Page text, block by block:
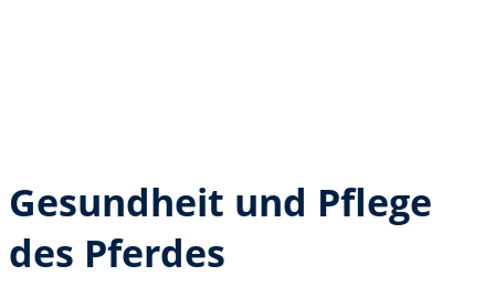
Gesundheit und Pflege
des Pferdes